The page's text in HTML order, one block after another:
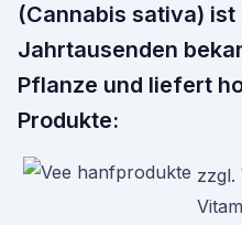
(Cannabis sativa) ist
Jahrtausenden
Pflanze und liefert
Produkte:
zzgl.